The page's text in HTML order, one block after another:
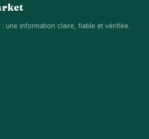
: une information claire, fiable et vérifiée.